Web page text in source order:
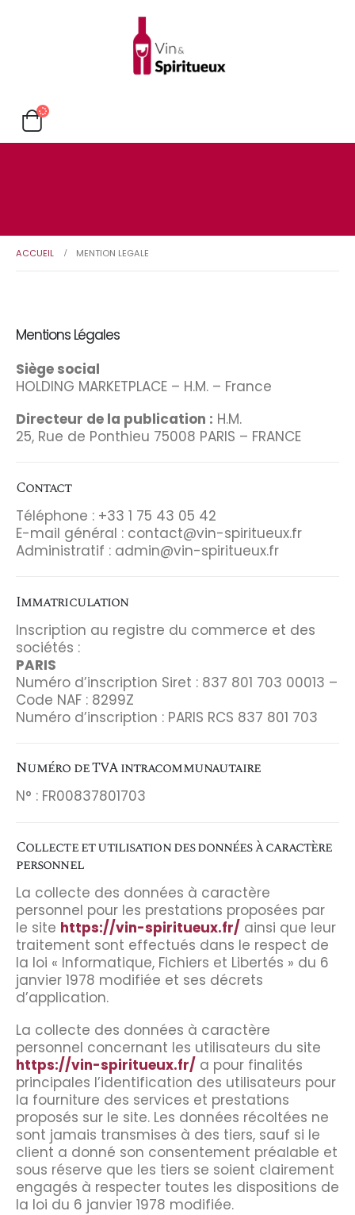
ACCUEIL MENTION LEGALE
Mentions Légales
Siège social
HOLDING MARKETPLACE – H.M. – France
Directeur de la publication : H.M.
25, Rue de Ponthieu 75008 PARIS – FRANCE
Contact
Téléphone : +33 1 75 43 05 42
E-mail général : contact@vin-spiritueux.fr
Administratif : admin@vin-spiritueux.fr
Immatriculation
Inscription au registre du commerce et des
sociétés :
PARIS
Numéro d’inscription Siret : 837 801 703 00013 –
Code NAF : 8299Z
Numéro d’inscription : PARIS RCS 837 801 703
Numéro de TVA intracommunautaire
N° : FR00837801703
Collecte et utilisation des données à caractère
personnel
La collecte des données à caractère
personnel pour les prestations proposées par
le site https://vin-spiritueux.fr/ ainsi que leur
traitement sont effectués dans le respect de
la loi « Informatique, Fichiers et Libertés » du 6
janvier 1978 modifiée et ses décrets
d’application.
La collecte des données à caractère
personnel concernant les utilisateurs du site
https://vin-spiritueux.fr/ a pour finalités
principales l’identification des utilisateurs pour
la fourniture des services et prestations
proposés sur le site. Les données récoltées ne
sont jamais transmises à des tiers, sauf si le
client a donné son consentement préalable et
sous réserve que les tiers se soient clairement
engagés à respecter toutes les dispositions de
la loi du 6 janvier 1978 modifiée.